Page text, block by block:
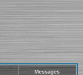
Messages